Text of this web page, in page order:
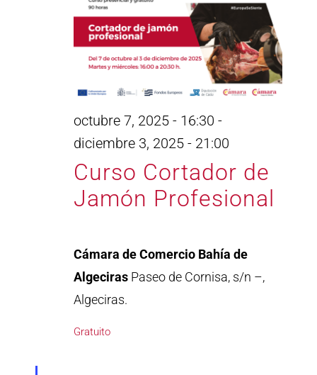
Curso Cortador de
Jamón Profesional
octubre 7, 2025 - 16:30 -
diciembre 3, 2025 - 21:00
Cámara de Comercio Bahía de
Algeciras Paseo de Cornisa, s/n –,
Algeciras.
Gratuito